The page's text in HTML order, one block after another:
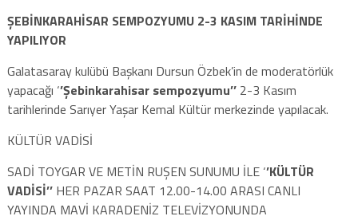
ŞEBİNKARAHİSAR SEMPOZYUMU 2-3 KASIM TARİHİNDE
YAPILIYOR
Galatasaray kulübü Başkanı Dursun Özbek’in de moderatörlük
yapacağı ‘’Şebinkarahisar sempozyumu’’2-3 Kasım
tarihlerinde Sarıyer Yaşar Kemal Kültür merkezinde yapılacak.
KÜLTÜR VADİSİ
SADİ TOYGAR VE METİN RUŞEN SUNUMU İLE ‘’KÜLTÜR
VADİSİ’’HER PAZAR SAAT 12.00-14.00 ARASI CANLI
YAYINDA MAVİ KARADENİZ TELEVİZYONUNDA